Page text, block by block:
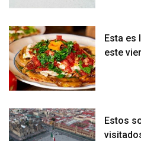
Esta es
este
Estos